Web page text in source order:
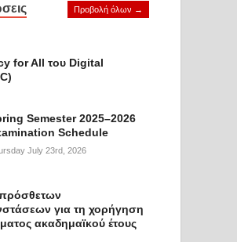
Προβολή όλων →
for All του Digital
Semester 2025–2026
Schedule
July 23rd, 2026
για τη χορήγηση
ακαδημαϊκού έτους